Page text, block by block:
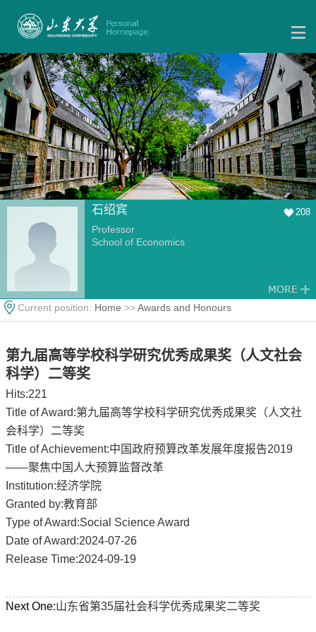
石绍宾 208
Professor
School of Economics
Current position: Home >>Awards and Honours
第九届高等学校科学研究优秀成果奖（人文社会
科学）二等奖
Hits:221
Title of Award:第九届高等学校科学研究优秀成果奖（人文社
会科学）二等奖
Title of Achievement:中国政府预算改革发展年度报告2019
——聚焦中国人大预算监督改革
Institution:经济学院
Granted by:教育部
Type of Award:Social Science Award
Date of Award:2024-07-26
Release Time:2024-09-19
Next One:山东省第35届社会科学优秀成果奖二等奖